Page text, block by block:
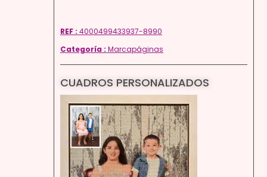
base a
valoraciones
de
clientes
REF : 4000499433937-8990
Categoría : Marcapáginas
CUADROS PERSONALIZADOS